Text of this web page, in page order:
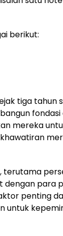
berikut:
tiga tahun
fondasi
mereka
terutama
para
penting
untuk